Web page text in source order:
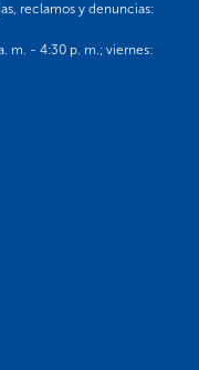
reclamos y denuncias:
m. - 4:30 p. m.; viernes: